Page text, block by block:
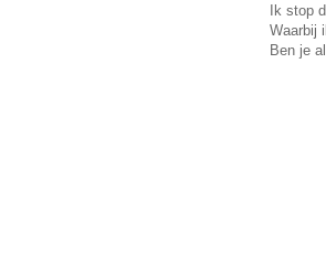
Ik stop
Waarbij
Ben je